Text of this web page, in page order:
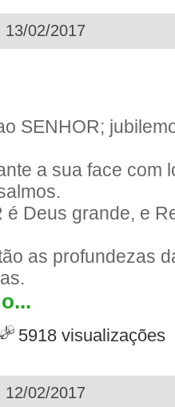
13/02/2017
SENHOR;
a sua face com
é Deus grande, e
as profundezas
5918 visualizações
12/02/2017